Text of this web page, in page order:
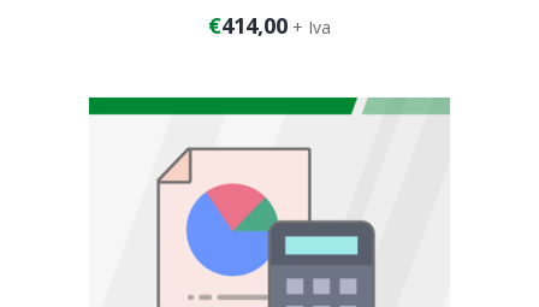
€414,00 + Iva